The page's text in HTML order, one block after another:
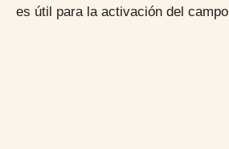
es útil para la activación del campo